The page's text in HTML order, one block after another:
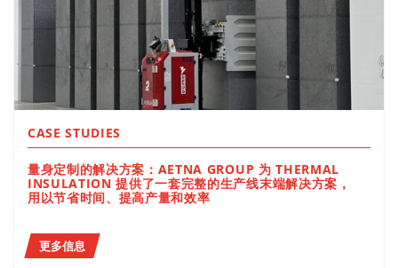
CASE STUDIES
量身定制的解决方案：AETNA GROUP 为 THERMAL
INSULATION 提供了一套完整的生产线末端解决方案，
用以节省时间、提高产量和效率
更多信息